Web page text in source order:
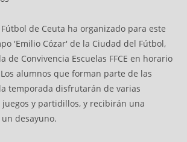
de Ceuta ha organizado para este
'Emilio Cózar' de la Ciudad del Fútbol,
de Convivencia Escuelas FFCE en horario
alumnos que forman parte de las
temporada disfrutarán de varias
juegos y partidillos, y recibirán una
desayuno.